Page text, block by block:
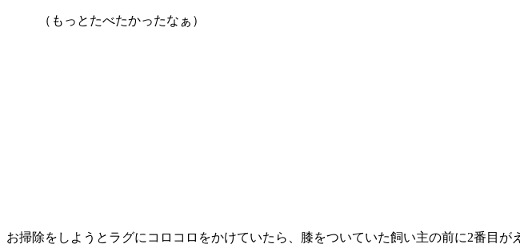
（もっとたべたかったなぁ）
お掃除をしようとラグにコロコロをかけていたら、膝をついていた飼い主の前に2番目